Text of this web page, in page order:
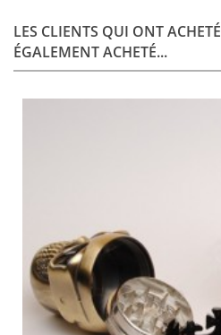
LES CLIENTS QUI ONT
ÉGALEMENT ACHETÉ...